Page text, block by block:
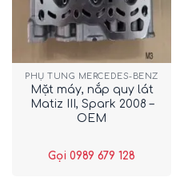
PHỤ TÙNG MERCEDES-BENZ
Mặt máy, nắp quy lát
Matiz III, Spark 2008 –
OEM
Gọi 0989 679 128